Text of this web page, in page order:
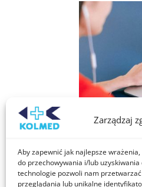
Zarządzaj
Aby zapewnić jak najlepsze
do przechowywania i/lub
technologie pozwoli nam
przeglądania lub unikalne
Pracownia USG
270,00zł –